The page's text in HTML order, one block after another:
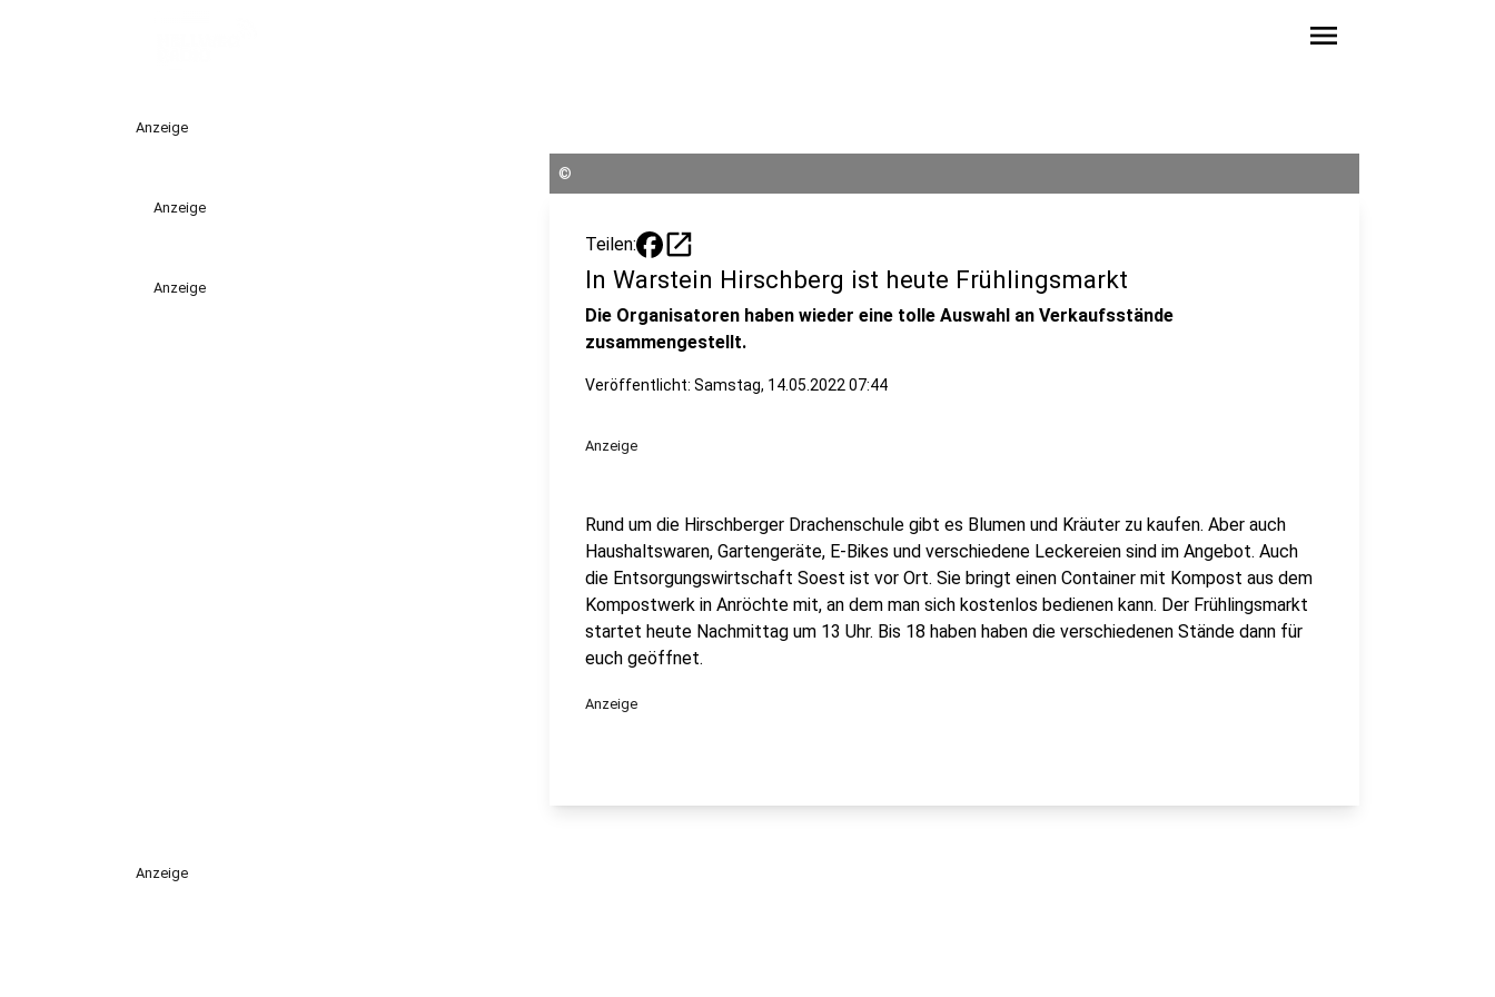
menu
Anzeige
Anzeige
Anzeige
©
Teilen: open_in_new
In Warstein Hirschberg ist heute Frühlingsmarkt
Die Organisatoren haben wieder eine tolle Auswahl an Verkaufsstände
zusammengestellt.
Veröffentlicht: Samstag, 14.05.2022 07:44
Anzeige
Rund um die Hirschberger Drachenschule gibt es Blumen und Kräuter zu kaufen. Aber auch
Haushaltswaren, Gartengeräte, E-Bikes und verschiedene Leckereien sind im Angebot. Auch
die Entsorgungswirtschaft Soest ist vor Ort. Sie bringt einen Container mit Kompost aus dem
Kompostwerk in Anröchte mit, an dem man sich kostenlos bedienen kann. Der Frühlingsmarkt
startet heute Nachmittag um 13 Uhr. Bis 18 haben haben die verschiedenen Stände dann für
euch geöffnet.
Anzeige
Anzeige